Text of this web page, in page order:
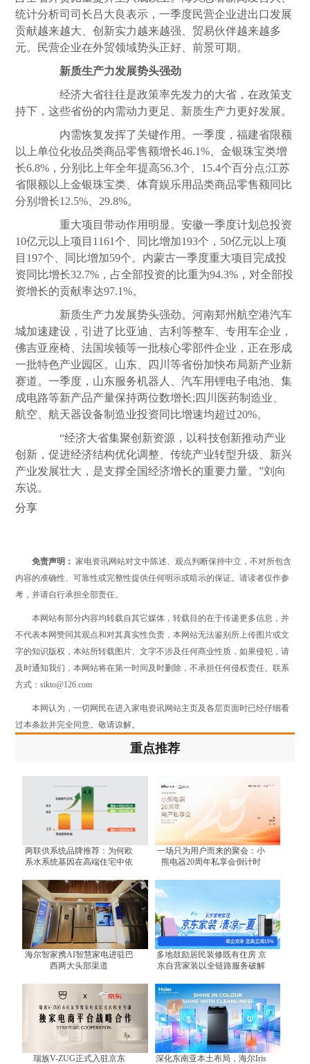
统计分析司司长吕大良表示，一季度民营企业进出口发展
贡献越来越大、创新实力越来越强、贸易伙伴越来越多
元。民营企业在外贸领域势头正好、前景可期。
新质生产力发展势头强劲
经济大省往往是政策率先发力的大省，在政策支
持下，这些省份的内需动力更足、新质生产力更好发展。
内需恢复发挥了关键作用。一季度，福建省限额
以上单位化妆品类商品零售额增长46.1%、金银珠宝类增
长6.8%，分别比上年全年提高56.3个、15.4个百分点;江苏
省限额以上金银珠宝类、体育娱乐用品类商品零售额同比
分别增长12.5%、29.8%。
重大项目带动作用明显。安徽一季度计划总投资
10亿元以上项目1161个、同比增加193个，50亿元以上项
目197个、同比增加59个。内蒙古一季度重大项目完成投
资同比增长32.7%，占全部投资的比重为94.3%，对全部投
资增长的贡献率达97.1%。
新质生产力发展势头强劲。河南郑州航空港汽车
城加速建设，引进了比亚迪、吉利等整车、专用车企业，
佛吉亚座椅、法国埃顿等一批核心零部件企业，正在形成
一批特色产业园区。山东、四川等省份加快布局新产业新
赛道。一季度，山东服务机器人、汽车用锂电子电池、集
成电路等新产品产量保持两位数增长;四川医药制造业、
航空、航天器设备制造业投资同比增速均超过20%。
“经济大省集聚创新资源，以科技创新推动产业
创新，促进经济结构优化调整、传统产业转型升级、新兴
产业发展壮大，是支撑全国经济增长的重要力量。”刘向
东说。
分享
免责声明： 家电资讯网站对文中陈述、观点判断保持中立，不对所包含
内容的准确性、可靠性或完整性提供任何明示或暗示的保证。请读者仅作参
考，并请自行承担全部责任。
本网站有部分内容均转载自其它媒体，转载目的在于传递更多信息，并
不代表本网赞同其观点和对其真实性负责，本网站无法鉴别所上传图片或文
字的知识版权，本站所转载图片、文字不涉及任何商业性质，如果侵犯，请
及时通知我们，本网站将在第一时间及时删除，不承担任何侵权责任。联系
方式：sikto@126.com
本网认为，一切网民在进入家电资讯网站主页及各层页面时已经仔细看
过本条款并完全同意。敬请谅解。
重点推荐
两联供系统品牌推荐：为何欧
系水系统基因在高端住宅中依
一场只为用户而来的聚会：小
熊电器20周年私享会倒计时
海尔智家携AI智慧家电进驻巴
西两大头部渠道
多地鼓励居民装修既有住房 京
东自营家装以全链路服务破解
瑞族V-ZUG正式入驻京东 深化东南亚本土布局，海尔Iris